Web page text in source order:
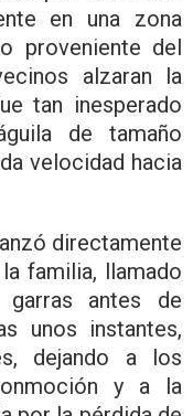
en una zona
proveniente del
alzaran la
tan inesperado
de tamaño
velocidad hacia
directamente
familia, llamado
antes de
unos instantes,
dejando a los
y a la